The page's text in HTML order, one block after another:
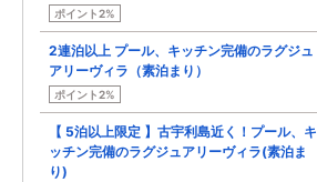
ポイント2%
2連泊以上 プール、キッチン完備のラグジュ
アリーヴィラ（素泊まり）
ポイント2%
【 5泊以上限定 】古宇利島近く！プール、キ
ッチン完備のラグジュアリーヴィラ(素泊ま
り)